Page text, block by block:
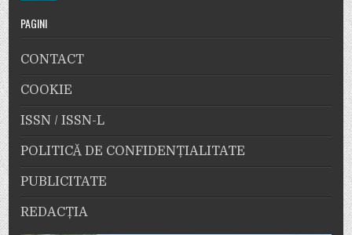
PAGINI
CONTACT
COOKIE
ISSN / ISSN-L
POLITICĂ DE CONFIDENȚIALITATE
PUBLICITATE
REDACȚIA